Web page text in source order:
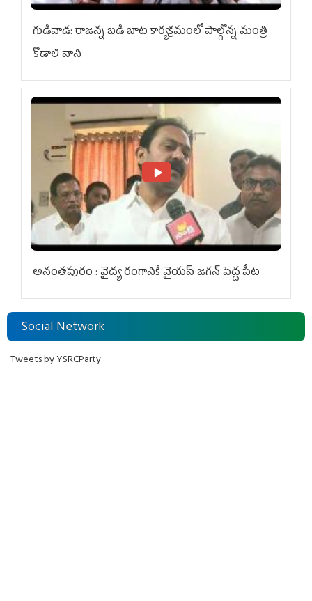
గుడివాడ: రాజన్న బడి బాట కార్యక్రమంలో పాల్గొన్న మంత్రి
కొడాలి నాని
అనంతపురం : వైద్య రంగానికి వైయ‌స్ జ‌గ‌న్ పెద్ద పీట
Social Network
Tweets by YSRCParty